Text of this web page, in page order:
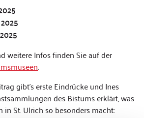
weitere Infos finden Sie auf der
.
gibt's erste Eindrücke und Ines
des Bistums erklärt, was
St. Ulrich so besonders macht: